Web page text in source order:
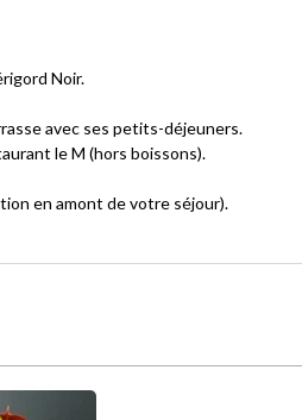
Noir.
avec ses petits-déjeuners.
le M (hors boissons).
en amont de votre séjour).